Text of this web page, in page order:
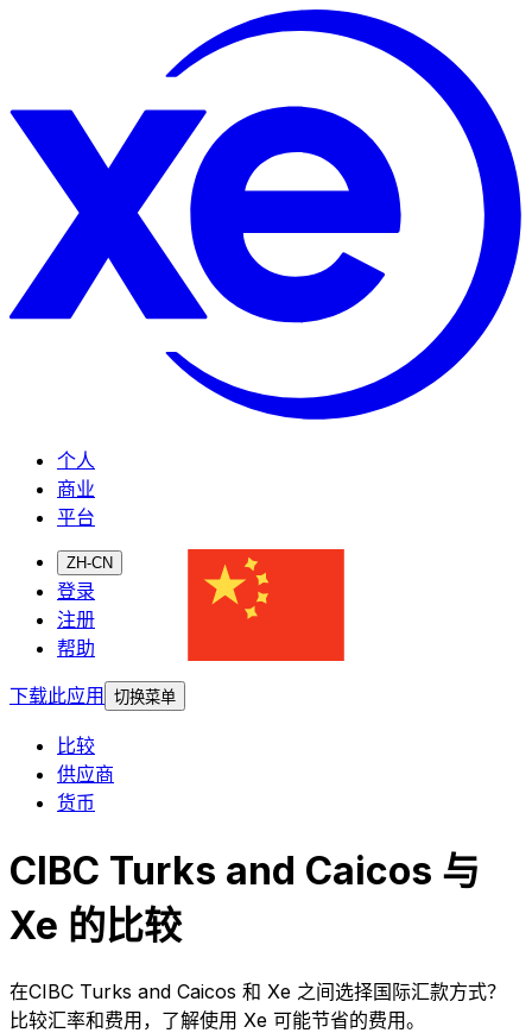
个人
商业
平台
ZH-CN
登录
注册
帮助
下载此应用
切换菜单
比较
供应商
货币
CIBC Turks and Caicos 与
Xe 的比较
在CIBC Turks and Caicos 和 Xe 之间选择国际汇款方式？
比较汇率和费用，了解使用 Xe 可能节省的费用。